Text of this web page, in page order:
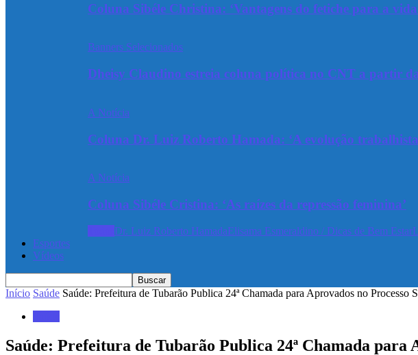
Coluna Sibéle Christina: ‘Vantagens do fetiche para a vida
Banners Selecionados
Dheisy Claudino estreia coluna política no CNT a partir
A Notícia
Coluna Dr. Luiz Roberto Hamada: ‘A evolução
A Notícia
Coluna Sibéle Cristina: ‘As raízes da repressão feminina’
Dr. Luiz Roberto HamadaElisama Esmeraldino / Dicas de Bem Estar
Esportes
Vídeos
Início Saúde Saúde: Prefeitura de Tubarão Publica 24ª Chamada para Aprovados no Processo
Saúde: Prefeitura de Tubarão Publica 24ª Chamada para